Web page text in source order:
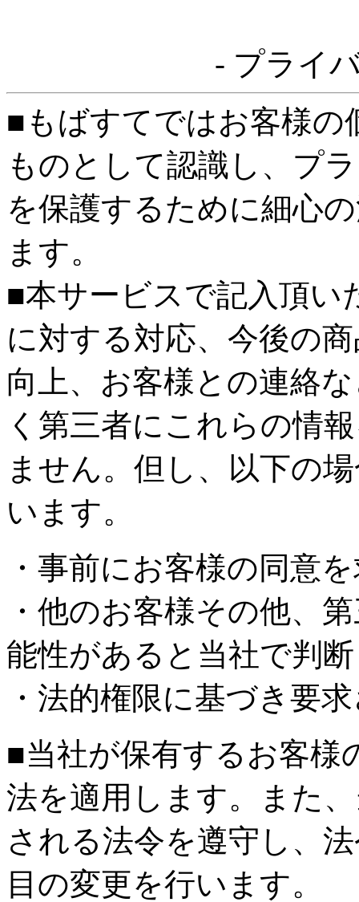
- プライ
■もばすてではお客様の
ものとして認識し、プ
を保護するために細心
ます。
■本サービスで記入頂い
に対する対応、今後の
向上、お客様との連絡
く第三者にこれらの情
ません。但し、以下の
います。
・事前にお客様の同意
・他のお客様その他、
能性があると当社で判
・法的権限に基づき要
■当社が保有するお客様
法を適用します。また
される法令を遵守し、
目の変更を行います。